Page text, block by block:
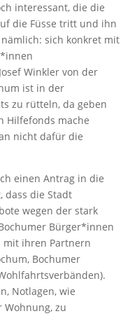
interessant, die die
die Füsse tritt und ihn
sich konkret mit
Winkler von der
ist in der
zu rütteln, da geben
Hilfefonds mache
nicht dafür die
einen Antrag in die
dass die Stadt
wegen der stark
Bürger*innen
mit ihren Partnern
Bochumer
Notlagen, wie
zu